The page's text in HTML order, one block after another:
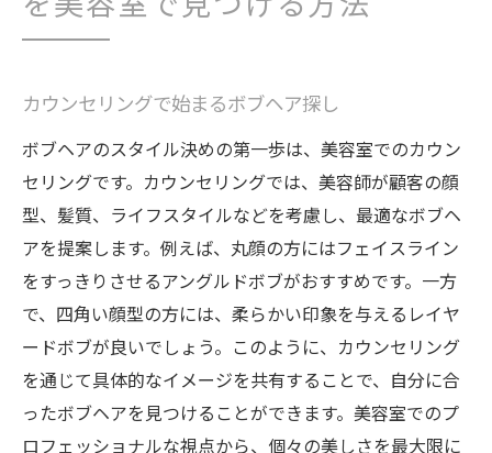
を美容室で見つける方法
カウンセリングで始まるボブヘア探し
ボブヘアのスタイル決めの第一歩は、美容室でのカウン
セリングです。カウンセリングでは、美容師が顧客の顔
型、髪質、ライフスタイルなどを考慮し、最適なボブヘ
アを提案します。例えば、丸顔の方にはフェイスライン
をすっきりさせるアングルドボブがおすすめです。一方
で、四角い顔型の方には、柔らかい印象を与えるレイヤ
ードボブが良いでしょう。このように、カウンセリング
を通じて具体的なイメージを共有することで、自分に合
ったボブヘアを見つけることができます。美容室でのプ
ロフェッショナルな視点から、個々の美しさを最大限に